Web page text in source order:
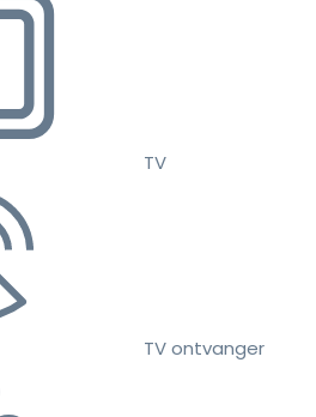
TV
TV ontvanger